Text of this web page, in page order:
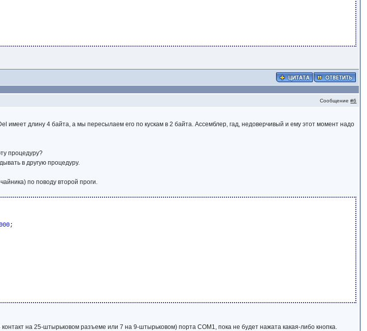
Сообщение#6
имеет длину 4 байта, а мы пересылаем его по кускам в 2 байта. Ассемблер, гад, недоверчивый и ему этот момент надо
процедуру?
в другую процедуру.
по поводу второй проги.
;
на 25-штырьковом разъеме или 7 на 9-штырьковом) порта COM1, пока не будет нажата какая-либо кнопка.